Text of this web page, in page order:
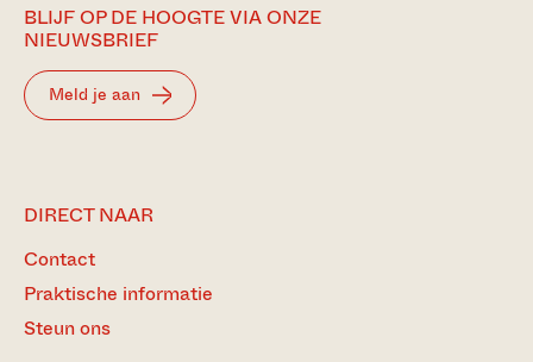
BLIJF OP DE HOOGTE VIA ONZE
NIEUWSBRIEF
Meld je aan
DIRECT NAAR
Contact
Praktische informatie
Steun ons